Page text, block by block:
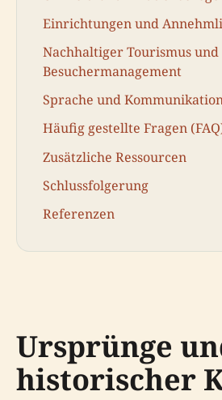
Einrichtungen und
Nachhaltiger Tourismus und
Besuchermanagement
Sprache und
Häufig gestellte Fragen
Zusätzliche Ressourcen
Schlussfolgerung
Referenzen
Ursprünge
historischer